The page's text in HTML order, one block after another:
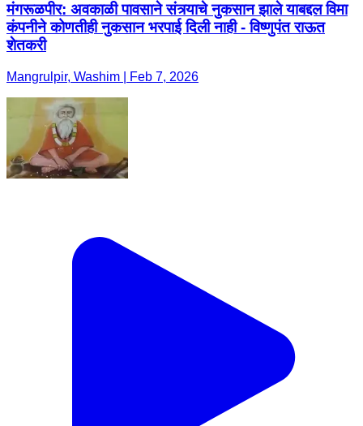
मंगरूळपीर: अवकाळी पावसाने संत्र्याचे नुकसान झाले याबद्दल विमा
कंपनीने कोणतीही नुकसान भरपाई दिली नाही - विष्णुपंत राऊत
शेतकरी
Mangrulpir, Washim | Feb 7, 2026